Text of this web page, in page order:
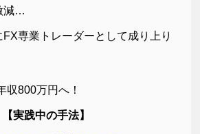
減…
専業トレーダーとして成り上り
収800万円へ！
【実践中の手法】